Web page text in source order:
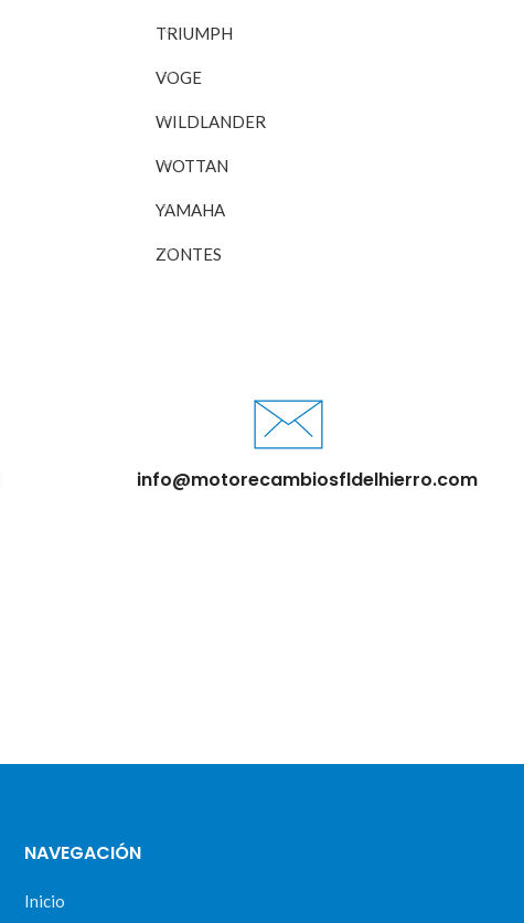
TRIUMPH
VOGE
WILDLANDER
WOTTAN
YAMAHA
ZONTES
info@motorecambiosfldelhierro.com
NAVEGACIÓN
Inicio